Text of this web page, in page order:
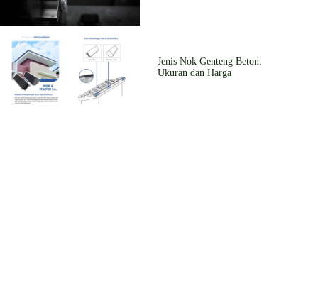
Jenis Nok Genteng Beton:
Ukuran dan Harga